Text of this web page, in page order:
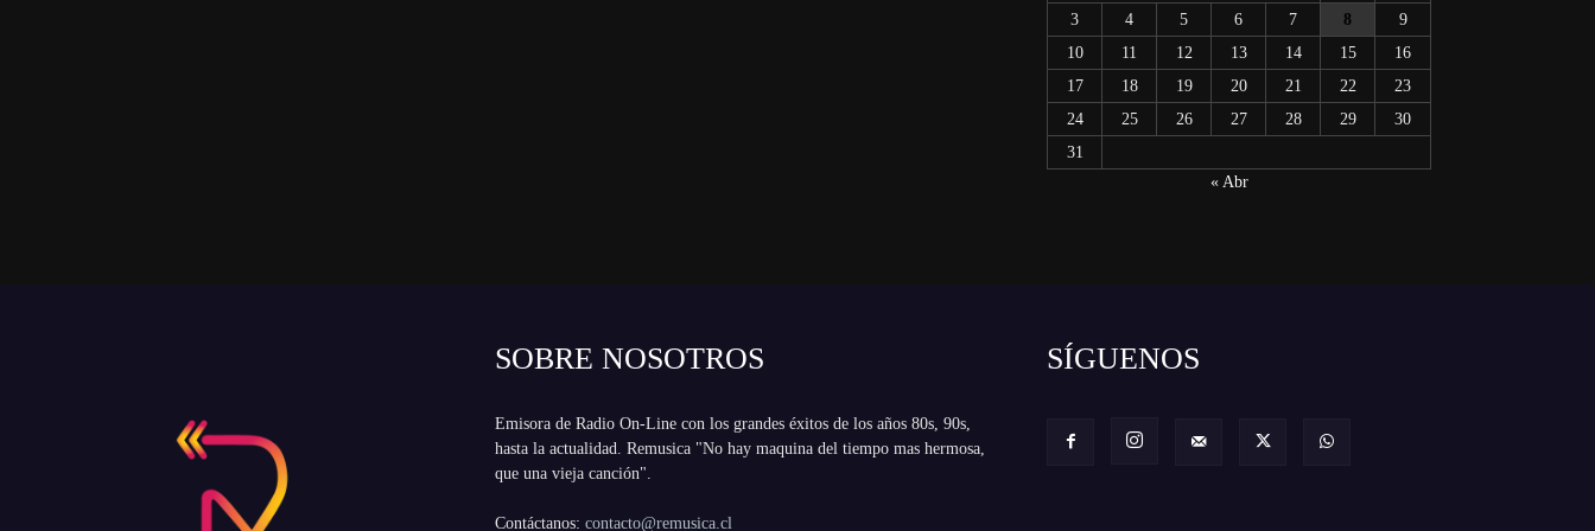
3 4 5 6 7 8
9
10
11 12 13 14 15
16
17
18 19 20 21 22
23
24
25 26 27 28 29
30
31
« Abr
SOBRE NOSOTROS
Emisora de Radio On-Line con los grandes éxitos de los años 80s, 90s,
hasta la actualidad. Remusica "No hay maquina del tiempo mas hermosa,
que una vieja canción".
Contáctanos: contacto@remusica.cl
SÍGUENOS